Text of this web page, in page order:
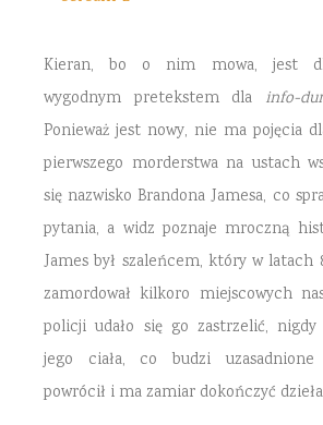
Kieran, bo o nim mowa, jest
wygodnym pretekstem dla info-
Ponieważ jest nowy, nie ma pojęcia
pierwszego morderstwa na ustach
się nazwisko Brandona Jamesa, co
pytania, a widz poznaje mroczną
James był szaleńcem, który w
zamordował kilkoro miejscowych
policji udało się go zastrzelić,
jego ciała, co budzi uzasadnione
powrócił i ma zamiar dokończyć